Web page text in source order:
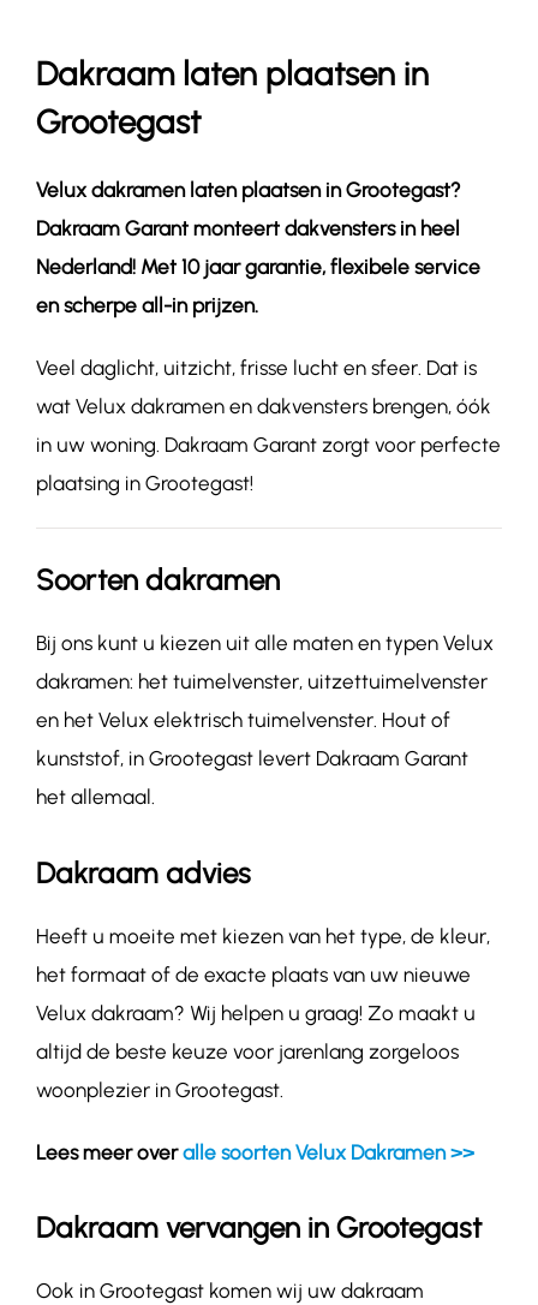
Contact
Dakraam laten plaatsen in
Grootegast
Velux dakramen laten plaatsen inGrootegast?
Dakraam Garant monteert dakvensters in heel
Nederland! Met 10 jaar garantie, flexibele service
en scherpe all-in prijzen.
Veel daglicht, uitzicht, frisse lucht en sfeer. Dat is
wat Velux dakramen en dakvensters brengen, óók
in uw woning. Dakraam Garant zorgt voor perfecte
plaatsing in Grootegast!
Soorten dakramen
Bij ons kunt u kiezen uit alle maten en typen Velux
dakramen: het tuimelvenster, uitzettuimelvenster
en het Velux elektrisch tuimelvenster. Hout of
kunststof, in Grootegast levert Dakraam Garant
het allemaal.
Dakraam advies
Heeft u moeite met kiezen van het type, de kleur,
het formaat of de exacte plaats van uw nieuwe
Velux dakraam? Wij helpen u graag! Zo maakt u
altijd de beste keuze voor jarenlang zorgeloos
woonplezier in Grootegast.
Lees meer overalle soorten Velux Dakramen >>
Dakraam vervangen in Grootegast
Ook in Grootegast komen wij uw dakraam